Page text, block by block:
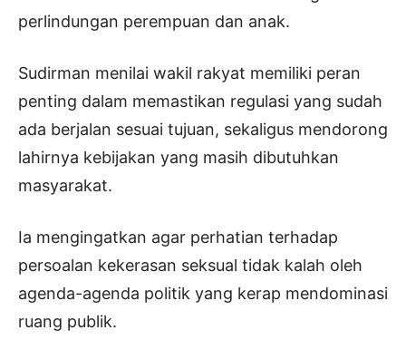
perlindungan perempuan dan anak.
Sudirman menilai wakil rakyat memiliki peran
penting dalam memastikan regulasi yang sudah
ada berjalan sesuai tujuan, sekaligus mendorong
lahirnya kebijakan yang masih dibutuhkan
masyarakat.
Ia mengingatkan agar perhatian terhadap
persoalan kekerasan seksual tidak kalah oleh
agenda-agenda politik yang kerap mendominasi
ruang publik.